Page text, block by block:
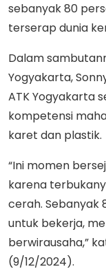
sebanyak 80
terserap dunia
Dalam
Yogyakarta,
ATK Yogyakarta
kompetensi
karet dan plastik.
“Ini momen
karena
cerah. Sebanyak
untuk bekerja,
berwirausaha,”
(9/12/2024).